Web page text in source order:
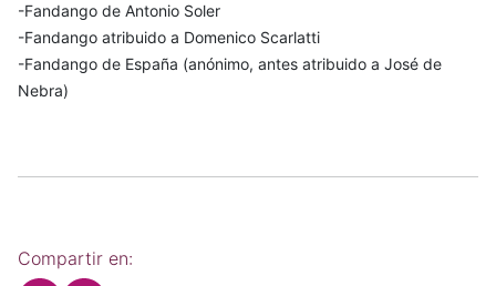
-Fandango de Antonio Soler
-Fandango atribuido a Domenico Scarlatti
-Fandango de España (anónimo, antes atribuido a José de
Nebra)
Compartir en: